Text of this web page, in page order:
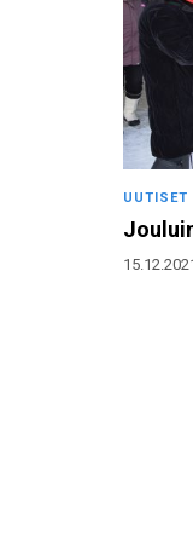
UUTISET